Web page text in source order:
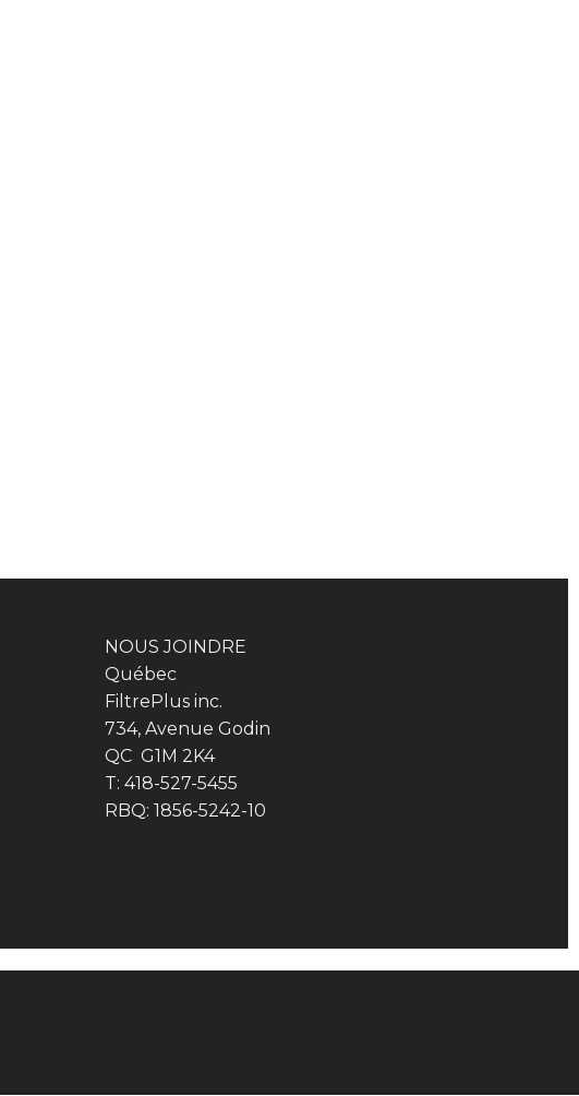
NOUS JOINDRE
Québec
FiltrePlus inc.
734, Avenue Godin
QC G1M 2K4
T: 418-527-5455
RBQ: 1856-5242-10